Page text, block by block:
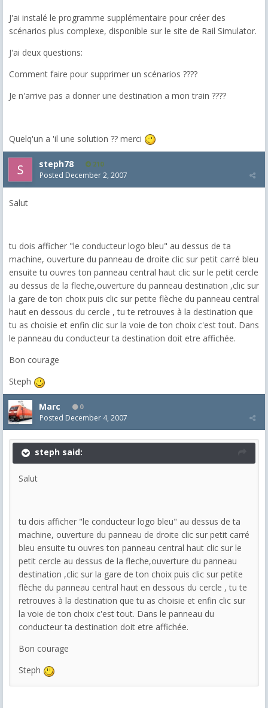
J'ai instalé le programme supplémentaire pour créer des
scénarios plus complexe, disponible sur le site de Rail Simulator.
J'ai deux questions:
Comment faire pour supprimer un scénarios ????
Je n'arrive pas a donner une destination a mon train ????
Quelq'un a 'il une solution ?? merci
steph78 210
Posted December 2, 2007
Salut
tu dois afficher "le conducteur logo bleu" au dessus de ta
machine, ouverture du panneau de droite clic sur petit carré bleu
ensuite tu ouvres ton panneau central haut clic sur le petit cercle
au dessus de la fleche,ouverture du panneau destination ,clic sur
la gare de ton choix puis clic sur petite flèche du panneau central
haut en dessous du cercle , tu te retrouves à la destination que
tu as choisie et enfin clic sur la voie de ton choix c'est tout. Dans
le panneau du conducteur ta destination doit etre affichée.
Bon courage
Steph
Marc 0
Posted December 4, 2007
steph said:
Salut
tu dois afficher "le conducteur logo bleu" au dessus de ta
machine, ouverture du panneau de droite clic sur petit carré
bleu ensuite tu ouvres ton panneau central haut clic sur le
petit cercle au dessus de la fleche,ouverture du panneau
destination ,clic sur la gare de ton choix puis clic sur petite
flèche du panneau central haut en dessous du cercle , tu te
retrouves à la destination que tu as choisie et enfin clic sur
la voie de ton choix c'est tout. Dans le panneau du
conducteur ta destination doit etre affichée.
Bon courage
Steph